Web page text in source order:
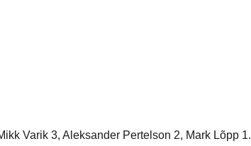
Varik 3, Aleksander Pertelson 2, Mark Lõpp 1.